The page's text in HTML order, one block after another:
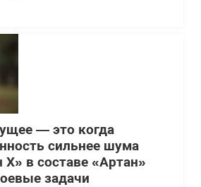
— это когда
сильнее шума
Х» в составе «Артан»
задачи